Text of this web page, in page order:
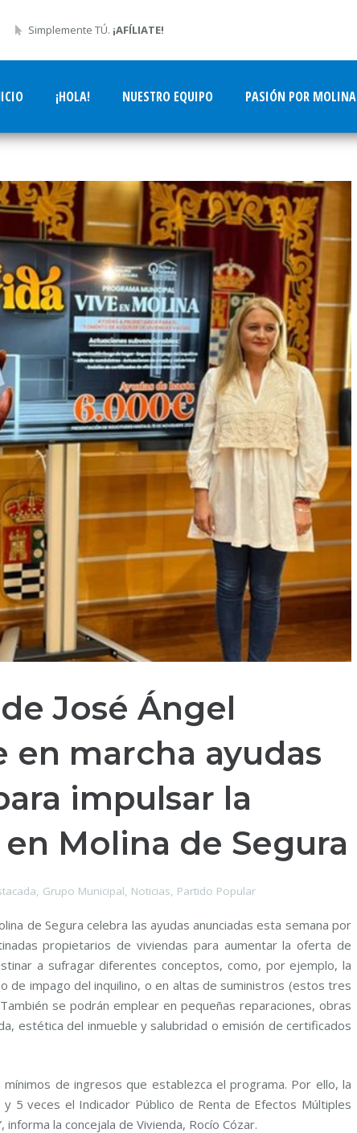
Simplemente TÚ. ¡AFÍLIATE!
¡HOLA! NUESTRO EQUIPO PASIÓN POR MOLINA
José Ángel
en marcha ayudas
impulsar la
Molina de Segura
, Grupo Municipal, Noticias, Partido Popular
de Segura celebra las ayudas anunciadas esta semana por
propietarios de viviendas para aumentar la oferta de
a sufragar diferentes conceptos, como, por ejemplo, la
de impago del inquilino, o en altas de suministros (estos tres
se podrán emplear en pequeñas reparaciones, obras
estética del inmueble y salubridad o emisión de certificados
de ingresos que establezca el programa. Por ello, la
5 veces el Indicador Público de Renta de Efectos Múltiples
la concejala de Vivienda, Rocío Cózar.